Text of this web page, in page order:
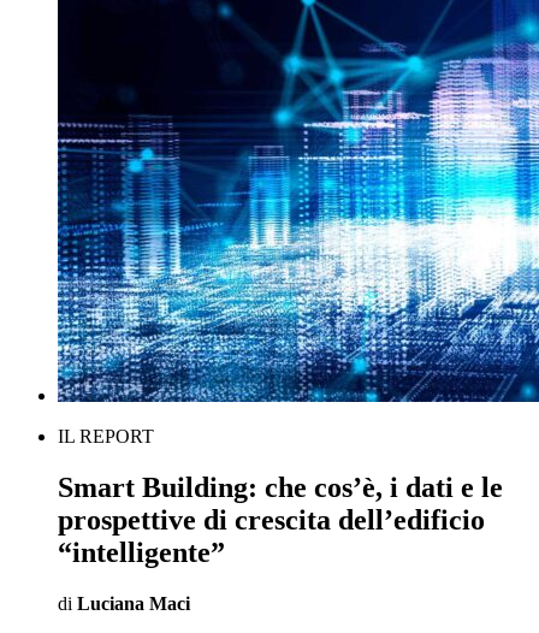
IL REPORT
Smart Building: che cos’è, i dati e le
prospettive di crescita dell’edificio
“intelligente”
di Luciana Maci